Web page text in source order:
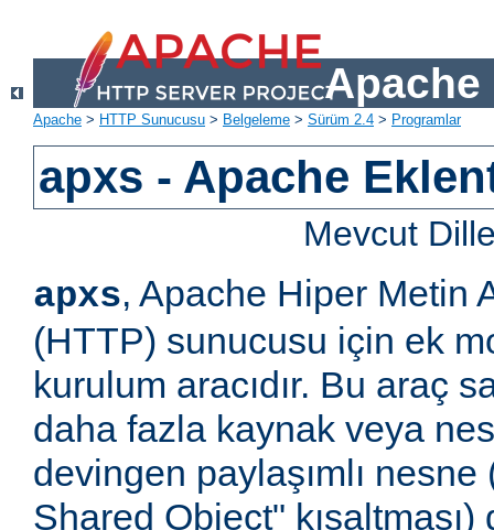
Apache
Apache > HTTP Sunucusu > Belgeleme > Sürüm 2.4 > Programlar
apxs - Apache
Mevcut
apxs, Apache Hiper Metin
(HTTP) sunucusu için ek
kurulum aracıdır. Bu araç
daha fazla kaynak veya
devingen paylaşımlı
Shared Object"